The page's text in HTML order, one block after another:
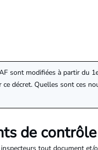
sont modifiées à partir du
décret. Quelles sont ces
de contrôle